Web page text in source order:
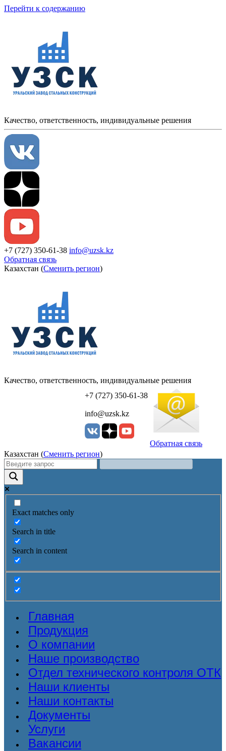
Перейти к содержанию
Качество, ответственность, индивидуальные решения
+7 (727) 350-61-38 info@uzsk.kz
Обратная связь
Казахстан (Сменить регион)
УЗСК Казахстан
Качество, ответственность, индивидуальные решения
+7 (727) 350-61-38
info@uzsk.kz
Обратная связь
Казахстан (Сменить регион)
Exact matches only
Search in title
Search in content
Главная
Продукция
О компании
Наше производство
Отдел технического контроля ОТК
Наши клиенты
Наши контакты
Документы
Услуги
Вакансии